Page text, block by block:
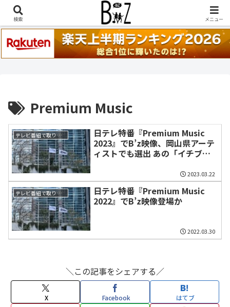
稲葉浩志『en-Zepp』『enⅣ』セトリ一覧はこちら
Premium Music
テレビ番組で取り上げられた話題
日テレ特番『Premium Music
2023』でB’z映像、岡山県アーテ
ィストでも選出 あの「イチブト
2023.03.22
テレビ番組で取り上げられた話題
日テレ特番『Premium Music
2022』でB’z映像登場か
2022.03.30
＼この記事をシェアする／
X Facebook はてブ
検索 メニュー